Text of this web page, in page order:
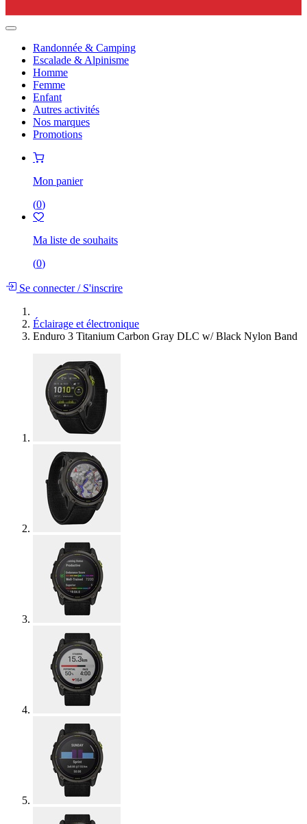
Randonnée & Camping
Escalade & Alpinisme
Homme
Femme
Enfant
Autres activités
Nos marques
Promotions
Mon panier
(0)
Ma liste de souhaits
(0)
Se connecter/S'inscrire
Éclairage et électronique
Enduro 3 Titanium Carbon Gray DLC w/ Black Nylon Band